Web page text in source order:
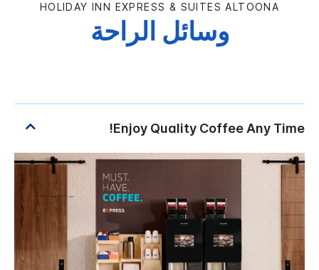
HOLIDAY INN EXPRESS & SUITES ALTOONA
وسائل الراحة